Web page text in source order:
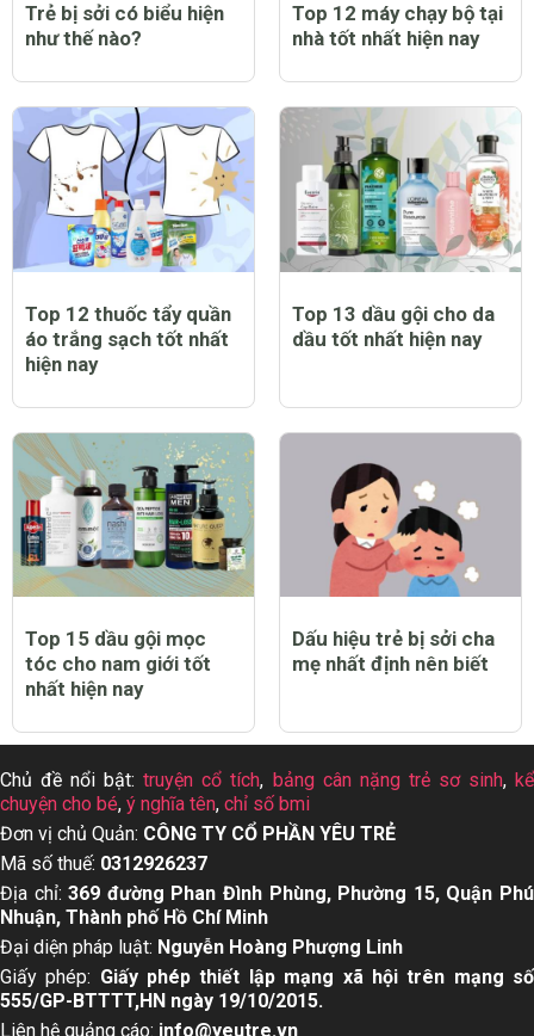
Trẻ bị sởi có biểu hiện
như thế nào?
Top 12 máy chạy bộ tại
nhà tốt nhất hiện nay
Top 12 thuốc tẩy quần
áo trắng sạch tốt nhất
hiện nay
Top 13 dầu gội cho da
dầu tốt nhất hiện nay
Top 15 dầu gội mọc
tóc cho nam giới tốt
nhất hiện nay
Dấu hiệu trẻ bị sởi cha
mẹ nhất định nên biết
Chủ đề nổi bật:truyện cổ tích, bảng cân nặng trẻ sơ sinh,kể
chuyện cho bé, ý nghĩa tên, chỉ số bmi
Đơn vị chủ Quản: CÔNG TY CỔ PHẦN YÊU TRẺ
Mã số thuế: 0312926237
Địa chỉ:369 đường Phan Đình Phùng, Phường 15, Quận Phú
Nhuận, Thành phố Hồ Chí Minh
Đại diện pháp luật: Nguyễn Hoàng Phượng Linh
Giấy phép: Giấy phép thiết lập mạng xã hội trên mạng số
555/GP-BTTTT,HN ngày 19/10/2015.
Liên hệ quảng cáo: info@yeutre.vn